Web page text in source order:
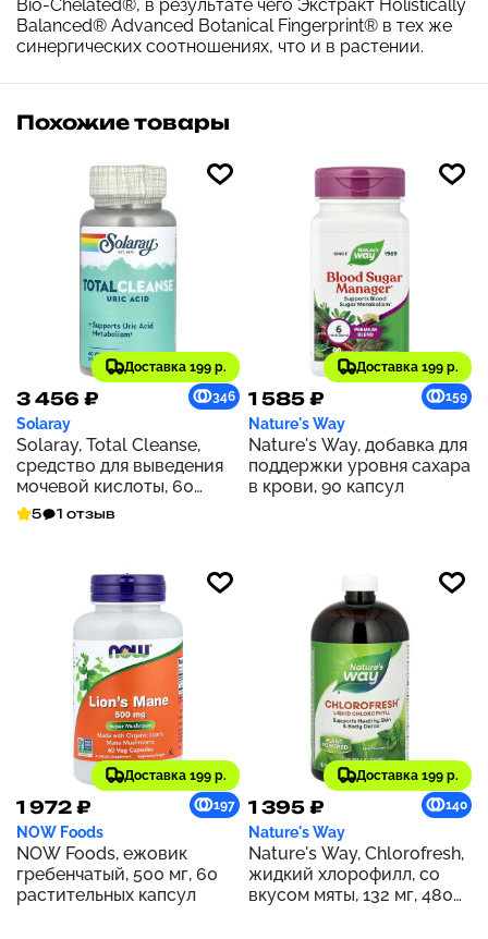
Bio-Chelated®, в результате чего Экстракт Holistically
Balanced® Advanced Botanical Fingerprint® в тех же
синергических соотношениях, что и в растении.
Похожие товары
Доставка 199 р.
3 456 ₽ 346
Solaray
Solaray, Total Cleanse,
средство для выведения
мочевой кислоты, 60
растительных капсул
5 1 отзыв
Доставка 199 р.
1 585 ₽ 159
Nature's Way
Nature's Way, добавка для
поддержки уровня сахара
в крови, 90 капсул
Доставка 199 р.
1 972 ₽ 197
NOW Foods
NOW Foods, ежовик
гребенчатый, 500 мг, 60
растительных капсул
Доставка 199 р.
1 395 ₽ 140
Nature's Way
Nature's Way, Chlorofresh,
жидкий хлорофилл, со
вкусом мяты, 132 мг, 480